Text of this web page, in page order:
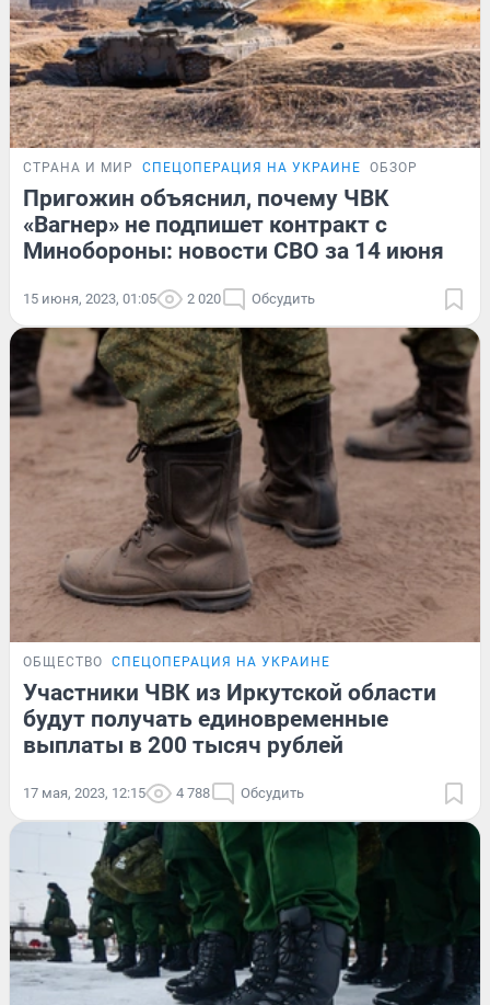
СТРАНА И МИР СПЕЦОПЕРАЦИЯ НА УКРАИНЕ ОБЗОР
Пригожин объяснил, почему ЧВК
«Вагнер» не подпишет контракт с
Минобороны: новости СВО за 14 июня
15 июня, 2023, 01:05 2 020 Обсудить
ОБЩЕСТВО СПЕЦОПЕРАЦИЯ НА УКРАИНЕ
Участники ЧВК из Иркутской области
будут получать единовременные
выплаты в 200 тысяч рублей
17 мая, 2023, 12:15 4 788 Обсудить